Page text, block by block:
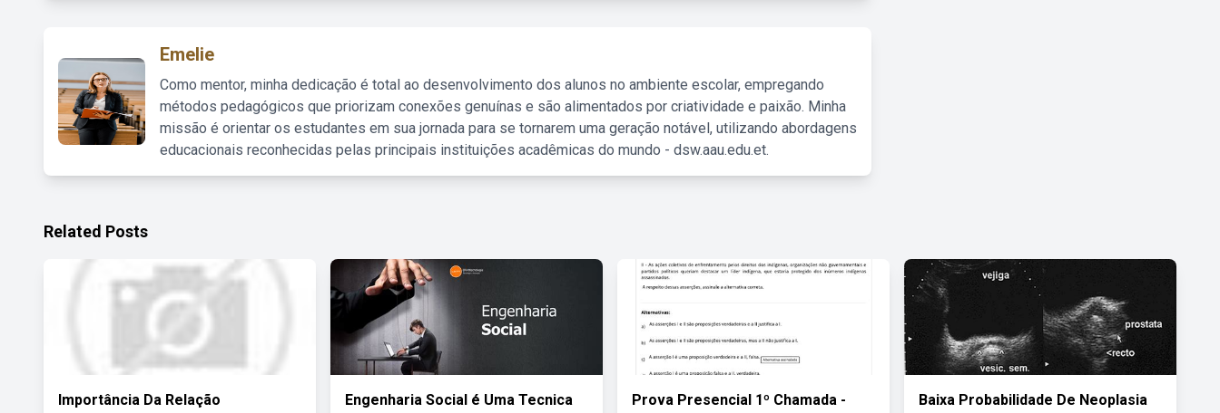
Emelie
Como mentor, minha dedicação é total ao desenvolvimento dos alunos no ambiente escolar, empregando
métodos pedagógicos que priorizam conexões genuínas e são alimentados por criatividade e paixão. Minha
missão é orientar os estudantes em sua jornada para se tornarem uma geração notável, utilizando abordagens
educacionais reconhecidas pelas principais instituições acadêmicas do mundo - dsw.aau.edu.et.
Related Posts
Importância Da Relação Engenharia Social é Uma Tecnica Prova Presencial 1º Chamada - Baixa Probabilidade De Neoplasia